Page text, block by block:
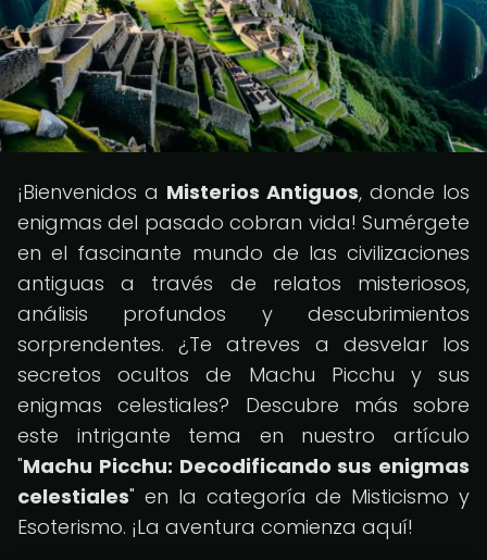
¡Bienvenidos a Misterios Antiguos, donde los
enigmas del pasado cobran vida! Sumérgete
en el fascinante mundo de las civilizaciones
antiguas a través de relatos misteriosos,
análisis profundos y descubrimientos
sorprendentes. ¿Te atreves a desvelar los
secretos ocultos de Machu Picchu y sus
enigmas celestiales? Descubre más sobre
este intrigante tema en nuestro artículo
"Machu Picchu: Decodificando sus enigmas
celestiales" en la categoría de Misticismo y
Esoterismo. ¡La aventura comienza aquí!